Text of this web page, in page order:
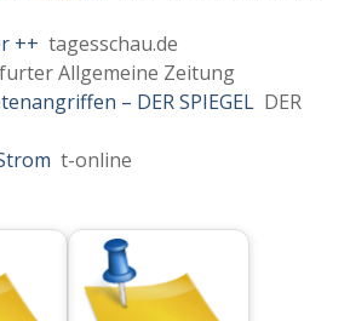
++ tagesschau.de
Allgemeine Zeitung
– DER SPIEGEL DER
t-online